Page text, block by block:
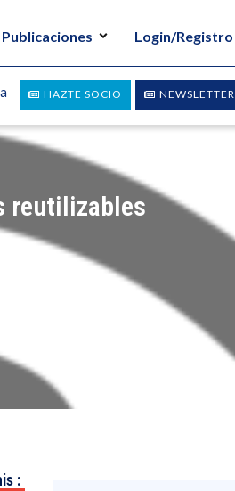
Publicaciones Login/Registro
NEWSLETTER
HAZTE SOCIO
reutilizables
: